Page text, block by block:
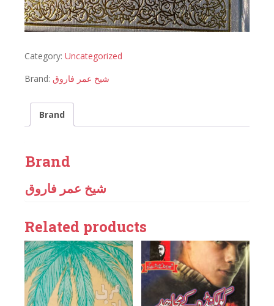
Category: Uncategorized
Brand: شیخ عمر فاروق
Brand
Brand
شیخ عمر فاروق
Related products